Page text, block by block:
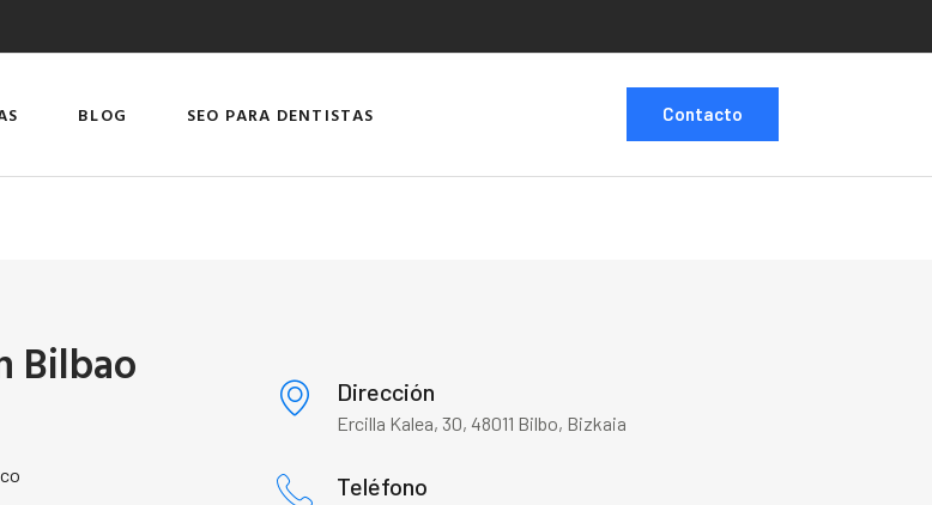
BLOG SEO PARA DENTISTAS Contacto
Bilbao Dirección
Ercilla Kalea, 30, 48011 Bilbo, Bizkaia
Teléfono